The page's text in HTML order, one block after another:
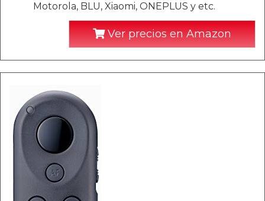
Motorola, BLU, Xiaomi, ONEPLUS y etc.
Ver precios en Amazon